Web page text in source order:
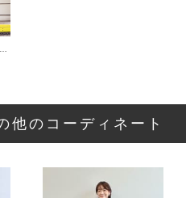
他のコーディネート